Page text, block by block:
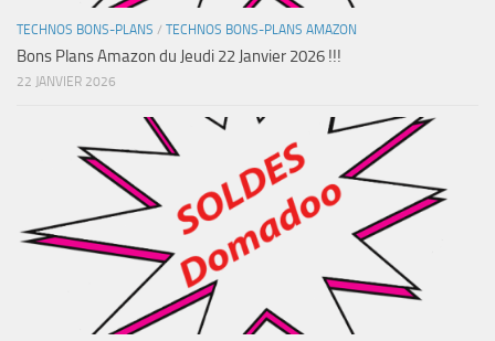
TECHNOS BONS-PLANS / TECHNOS BONS-PLANS AMAZON
Bons Plans Amazon du Jeudi 22 Janvier 2026 !!!
22 JANVIER 2026